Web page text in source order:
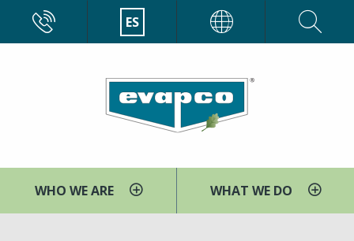
contenido
ES
WHO WE ARE WHAT WE DO